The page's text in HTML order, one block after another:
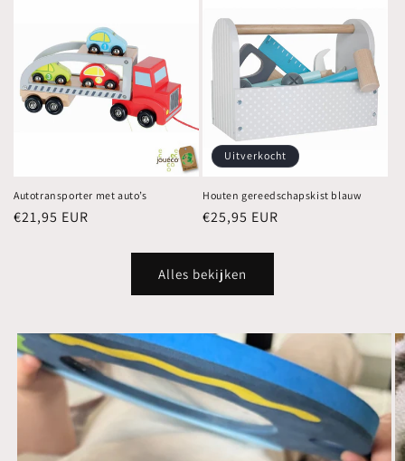
Autotransporter met auto’s
Normale
€21,95 EUR
Uitverkocht
Houten gereedschapskist blauw
Normale
€25,95 EUR
Alles bekijken